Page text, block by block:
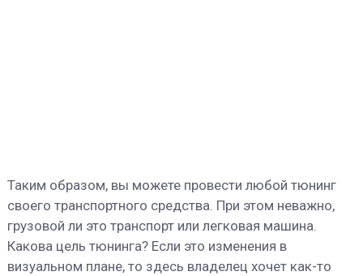
Таким образом, вы можете провести любой тюнинг
своего транспортного средства. При этом неважно,
грузовой ли это транспорт или легковая машина.
Какова цель тюнинга? Если это изменения в
визуальном плане, то здесь владелец хочет как-то